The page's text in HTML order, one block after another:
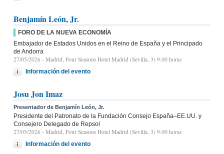
Benjamín León, Jr.
FORO DE LA NUEVA ECONOMÍA
Embajador de Estados Unidos en el Reino de España y el Principado
de Andorra
27/05/2026 - Madrid, Four Seasons Hotel Madrid (Sevilla, 3) 9.00 horas
Información del evento
Josu Jon Imaz
Presentador de Benjamín León, Jr.
Presidente del Patronato de la Fundación Consejo España–EE.UU. y
Consejero Delegado de Repsol
27/05/2026 - Madrid, Four Seasons Hotel Madrid (Sevilla, 3) 9.00 horas
Información del evento